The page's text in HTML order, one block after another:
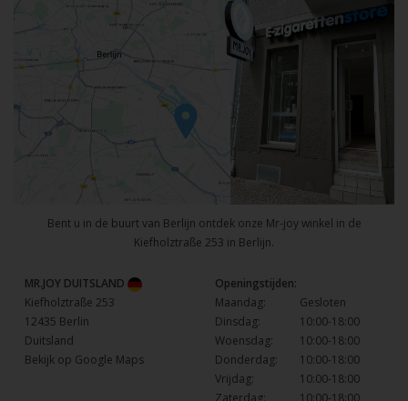
Bent u in de buurt van Berlijn ontdek onze Mr-joy winkel in de
Kiefholztraße 253 in Berlijn.
MR.JOY DUITSLAND
Kiefholztraße 253
12435 Berlin
Duitsland
Bekijk op Google Maps
Openingstijden:
Maandag:
Gesloten
Dinsdag:
10:00-18:00
Woensdag:
10:00-18:00
Donderdag:
10:00-18:00
Vrijdag:
10:00-18:00
Zaterdag:
10:00-18:00